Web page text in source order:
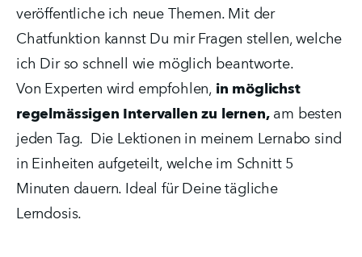
veröffentliche ich neue Themen. Mit der
Chatfunktion kannst Du mir Fragen stellen, welche
ich Dir so schnell wie möglich beantworte.
Von Experten wird empfohlen, in möglichst
regelmässigen Intervallen zu lernen,am besten
jeden Tag. Die Lektionen in meinem Lernabo sind
in Einheiten aufgeteilt, welche im Schnitt 5
Minuten dauern. Ideal für Deine tägliche
Lerndosis.